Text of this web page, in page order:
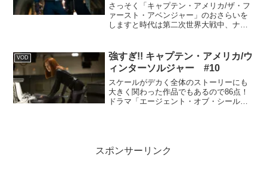
さっそく「キャプテン・アメリカ/ザ・フ
ァースト・アベンジャー」のおさらいを
しますと時代は第二次世界大戦中、ナチ
化計画に選ばれヒドラと戦いヒーローに
なる話です。これまでMCU作品で力とは
何のためにあるのか？考えさせる映画が
多くありました。
VOD
強すぎ!! キャプテン・アメリカ/ウ
ィンターソルジャー #10
スケールがデカく全体のストーリーにも
大きく関わった作品でもあるので86点！
ドラマ「エージェント・オブ・シールド
ム（ファルコン）のオリジンを描いてい
てすごく見応えが
スポンサーリンク